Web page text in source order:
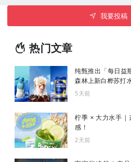
我要投稿
热门文章
纯甄推出「每日益
森林上新白桦苏打
5天前
柠季 × 大力水手
感！
2天前